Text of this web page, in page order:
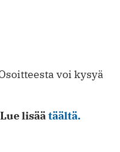
voi kysyä
lisäätäältä.